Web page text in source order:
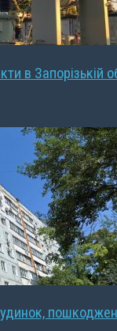
в Запорізькій